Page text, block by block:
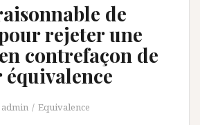
de
rejeter une
contrefaçon de
admin Equivalence